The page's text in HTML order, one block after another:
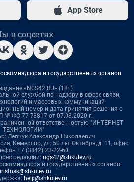
App Store
в соцсетях
и государственных органов
«NGS42.RU» (18+)
службой по надзору в сфере связи,
и массовых коммуникаций
номер и дата принятия решения о
№ ФС 77-78817 от 07.08.2020 г.
ответственностью "ИНТЕРНЕТ
ТЕХНОЛОГИИ"
Левчук Александр Николаевич
Кемерово, ул. 50 лет Октября, д. 11, офис
+7 (3842) 23-22-60
редакции: ngs42@shkulev.ru
и государственных органов:
help@shkulev.ru